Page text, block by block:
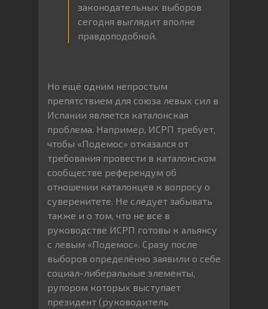
законодательных выборов
сегодня выглядит вполне
правдоподобной.
Но ещё одним непростым
препятствием для союза левых сил в
Испании является каталонская
проблема. Например, ИСРП требует,
чтобы «Подемос» отказался от
требования провести в каталонском
сообществе референдум об
отношении каталонцев к вопросу о
суверенитете. Не следует забывать
также и о том, что не все в
руководстве ИСРП готовы к альянсу
с левым «Подемос». Сразу после
выборов определённо заявили о себе
социал-либеральные элементы,
рупором которых выступает
президент (руководитель